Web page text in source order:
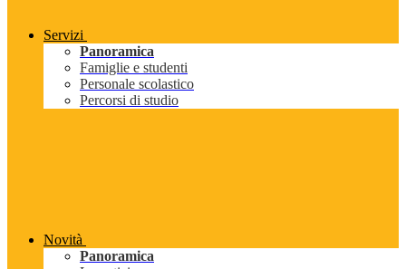
Servizi
Panoramica
Famiglie e studenti
Personale scolastico
Percorsi di studio
Novità
Panoramica